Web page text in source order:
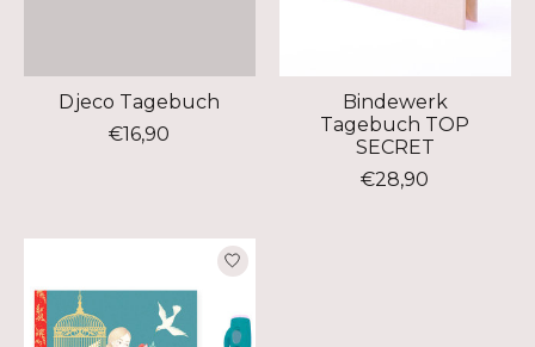
Djeco Tagebuch
€16,90
Bindewerk
Tagebuch TOP
SECRET
€28,90